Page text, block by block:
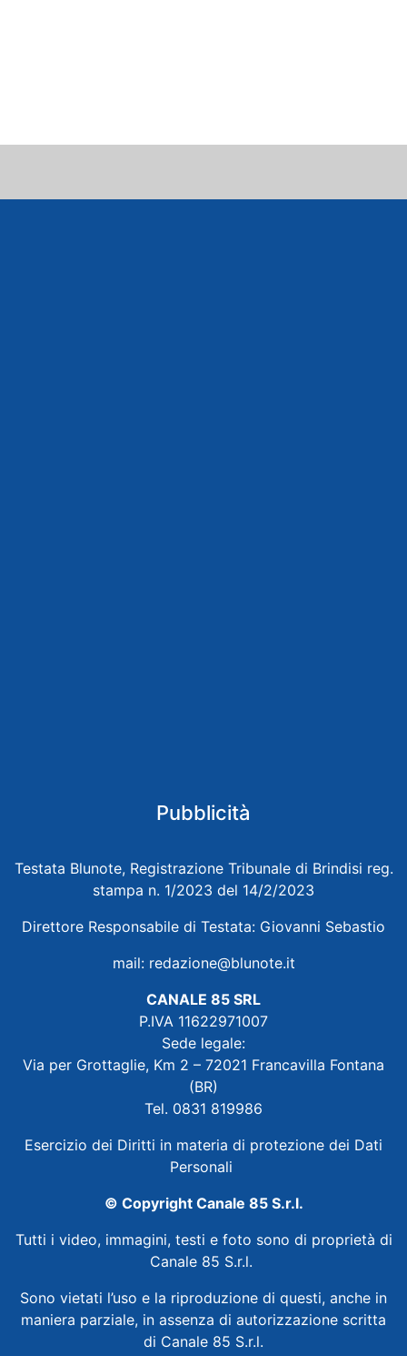
Pubblicità
Testata Blunote, Registrazione Tribunale di Brindisi reg.
stampa n. 1/2023 del 14/2/2023
Direttore Responsabile di Testata: Giovanni Sebastio
mail: redazione@blunote.it
CANALE 85 SRL
P.IVA 11622971007
Sede legale:
Via per Grottaglie, Km 2 – 72021 Francavilla Fontana
(BR)
Tel. 0831 819986
Esercizio dei Diritti in materia di protezione dei Dati
Personali
© Copyright Canale 85 S.r.l.
Tutti i video, immagini, testi e foto sono di proprietà di
Canale 85 S.r.l.
Sono vietati l’uso e la riproduzione di questi, anche in
maniera parziale, in assenza di autorizzazione scritta
di Canale 85 S.r.l.